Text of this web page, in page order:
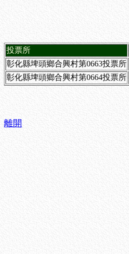
投票所
彰化縣埤頭鄉合興村第0663投票所
彰化縣埤頭鄉合興村第0664投票所
離開